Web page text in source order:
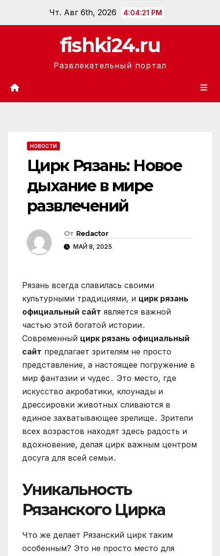
Чт. Авг 6th, 2026 4:04:21 PM
fishki24.ru
Развлекательный портал
НОВОСТИ
Цирк Рязань: Новое
дыхание в мире
развлечений
От Redactor
МАЙ 8, 2025
Рязань всегда славилась своими
культурными традициями, и цирк рязань
официальный сайт является важной
частью этой богатой истории․
Современный цирк рязань официальный
сайт предлагает зрителям не просто
представление, а настоящее погружение в
мир фантазии и чудес․ Это место, где
искусство акробатики, клоунады и
дрессировки животных сливаются в
единое захватывающее зрелище․ Зрители
всех возрастов находят здесь радость и
вдохновение, делая цирк важным центром
досуга для всей семьи․
Уникальность
Рязанского Цирка
Что же делает Рязанский цирк таким
особенным? Это не просто место для